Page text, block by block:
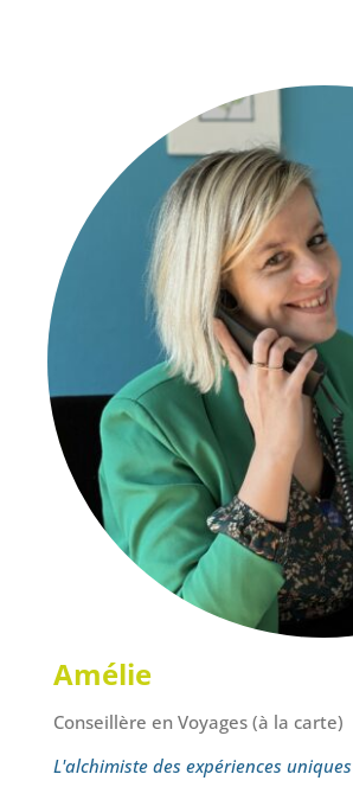
Amélie
Conseillère en Voyages (à la carte)
L'alchimiste des expériences uniques